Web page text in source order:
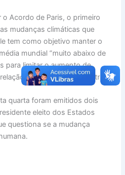
Acordo de Paris, o primeiro
mudanças climáticas que
tem como objetivo manter o
mundial “muito abaixo de
para limitar o aumento de
dos níveis pré-industriais.
quarta foram emitidos dois
eleito dos Estados
questiona se a mudança